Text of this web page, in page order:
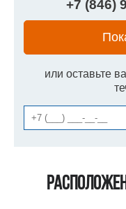
+7 (846)
или оставьте